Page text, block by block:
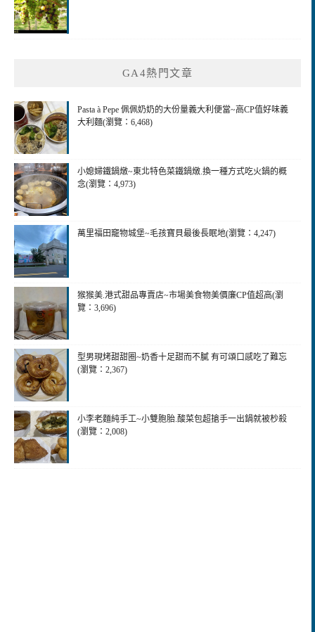
GA4熱門文章
Pasta à Pepe 佩佩奶奶的大份量義大利便當~高CP值好味義
大利麵(瀏覽：6,468)
小媳婦鐵鍋燉~東北特色菜鐵鍋燉.換一種方式吃火鍋的概
念(瀏覽：4,973)
萬里福田竉物城堡~毛孩寶貝最後長眠地(瀏覽：4,247)
猴猴美.港式甜品專賣店~市場美食物美價廉CP值超高(瀏
覽：3,696)
型男現烤甜甜圈~奶香十足甜而不膩 有可頌口感吃了難忘
(瀏覽：2,367)
小李老麵純手工~小雙胞胎.酸菜包超搶手一出鍋就被杪殺
(瀏覽：2,008)